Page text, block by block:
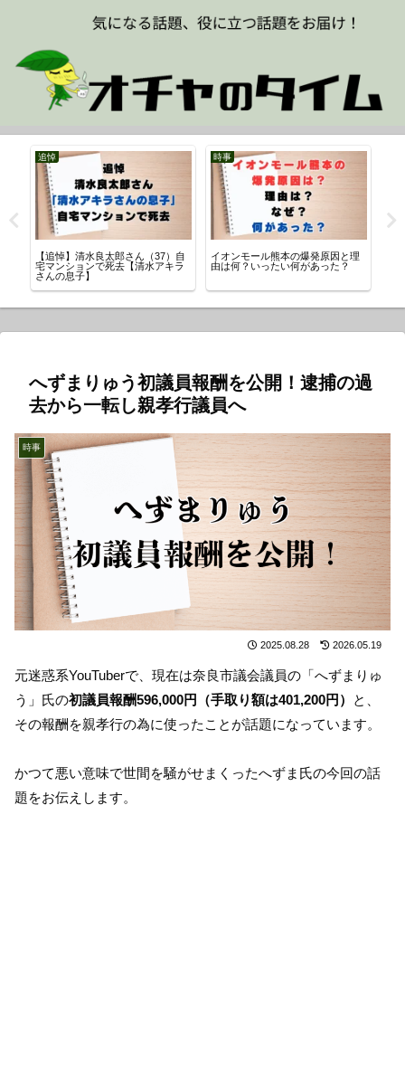
追悼
【追悼】清水良太郎さん（37）自
宅マンションで死去【清水アキラ
さんの息子】
時事
イオンモール熊本の爆発原因と理
由は何？いったい何があった？
へずまりゅう初議員報酬を公開！逮捕の過
去から一転し親孝行議員へ
時事
2025.08.28 2026.05.19
元迷惑系YouTuberで、現在は奈良市議会議員の「へずまりゅ
う」氏の初議員報酬596,000円（手取り額は401,200円）
と、
その報酬を親孝行の為に使ったことが話題になっています。
かつて悪い意味で世間を騒がせまくったへずま氏の今回の話
題をお伝えします。